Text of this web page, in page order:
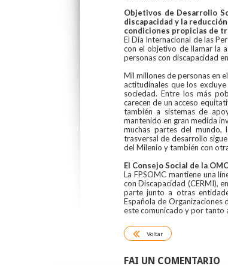
Objetivos de Desarrollo
discapacidad y la
condiciones propicias de
El Día Internacional de las
con el objetivo de llamar la
personas con discapacidad
Mil millones de personas en
actitudinales que los
sociedad. Entre los más
carecen de un acceso
también a sistemas de
mantenido en gran medida
muchas partes del
trasversal de desarrollo
del Milenio y también con
El Consejo Social de la
La FPSOMC mantiene una
con Discapacidad (CERMI),
parte junto a otras
Española de Organizaciones
este comunicado y por tanto
Voltar
FAI UN COMENTARIO